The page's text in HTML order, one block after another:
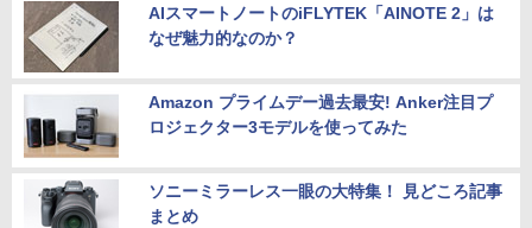
AIスマートノートのiFLYTEK「AINOTE 2」は
なぜ魅力的なのか？
Amazon プライムデー過去最安! Anker注目プ
ロジェクター3モデルを使ってみた
ソニーミラーレス一眼の大特集！ 見どころ記事
まとめ